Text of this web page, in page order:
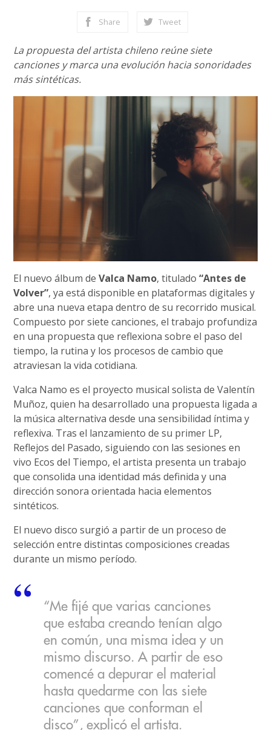
Share Tweet
La propuesta del artista chileno reúne siete
canciones y marca una evolución hacia sonoridades
más sintéticas.
El nuevo álbum deValca Namo, titulado“Antes de
Volver”, ya está disponible en plataformas digitales y
abre una nueva etapa dentro de su recorrido musical.
Compuesto por siete canciones, el trabajo profundiza
en una propuesta que reflexiona sobre el paso del
tiempo, la rutina y los procesos de cambio que
atraviesan la vida cotidiana.
Valca Namo es el proyecto musical solista de Valentín
Muñoz, quien ha desarrollado una propuesta ligada a
la música alternativa desde una sensibilidad íntima y
reflexiva. Tras el lanzamiento de su primer LP,
Reflejos del Pasado, siguiendo con las sesiones en
vivo Ecos del Tiempo, el artista presenta un trabajo
que consolida una identidad más definida y una
dirección sonora orientada hacia elementos
sintéticos.
El nuevo disco surgió a partir de un proceso de
selección entre distintas composiciones creadas
durante un mismo período.
“Me fijé que varias canciones
que estaba creando tenían algo
en común, una misma idea y un
mismo discurso. A partir de eso
comencé a depurar el material
hasta quedarme con las siete
canciones que conforman el
disco”, explicó el artista.